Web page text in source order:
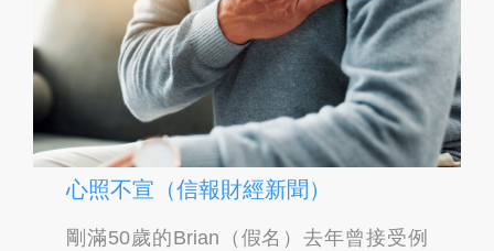
心照不宣（信報財經新聞）
剛滿50歲的Brian（假名）去年曾接受例